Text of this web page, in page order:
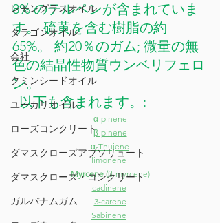
レモングラスオイル
タラゴンオイル
会社
クミンシードオイル
ユーカリオイル
ローズコンクリート
ダマスクローズアブソリュート
ダマスクローズ・コンクリート
ガルバナムガム
8% のテルペンが含まれていま
す。 硫黄を含む樹脂の約
65%。 約20％のガム; 微量の無
色の結晶性物質ウンベリフェロ
ン。
  以下も含まれます。:
α-pinene
β-pinene
α-Thujene
limonene
Myrcene (β-myrcene)
cadinene
3-carene
Sabinene